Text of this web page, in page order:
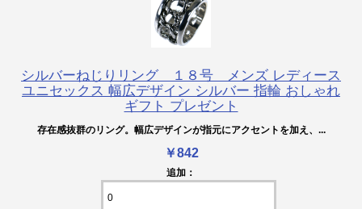
シルバーねじりリング １８号 メンズ レディース
ユニセックス 幅広デザイン シルバー 指輪 おしゃれ
ギフト プレゼント
存在感抜群のリング。幅広デザインが指元にアクセントを加え、...
￥842
追加：